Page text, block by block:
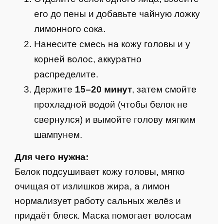
его до пены и добавьте чайную ложку
лимонного сока.
Нанесите смесь на кожу головы и у
корней волос, аккуратно
распределите.
Держите 15–20 минут, затем смойте
прохладной водой (чтобы белок не
свернулся) и вымойте голову мягким
шампунем.
Для чего нужна:
Белок подсушивает кожу головы, мягко
очищая от излишков жира, а лимон
нормализует работу сальных желёз и
придаёт блеск. Маска помогает волосам